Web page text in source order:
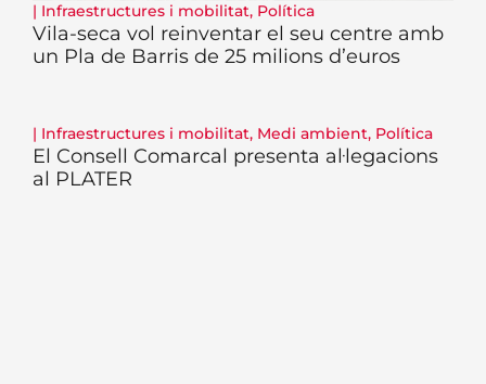
| Infraestructures i mobilitat, Política
Vila-seca vol reinventar el seu centre amb
un Pla de Barris de 25 milions d’euros
| Infraestructures i mobilitat, Medi ambient, Política
El Consell Comarcal presenta al·legacions
al PLATER